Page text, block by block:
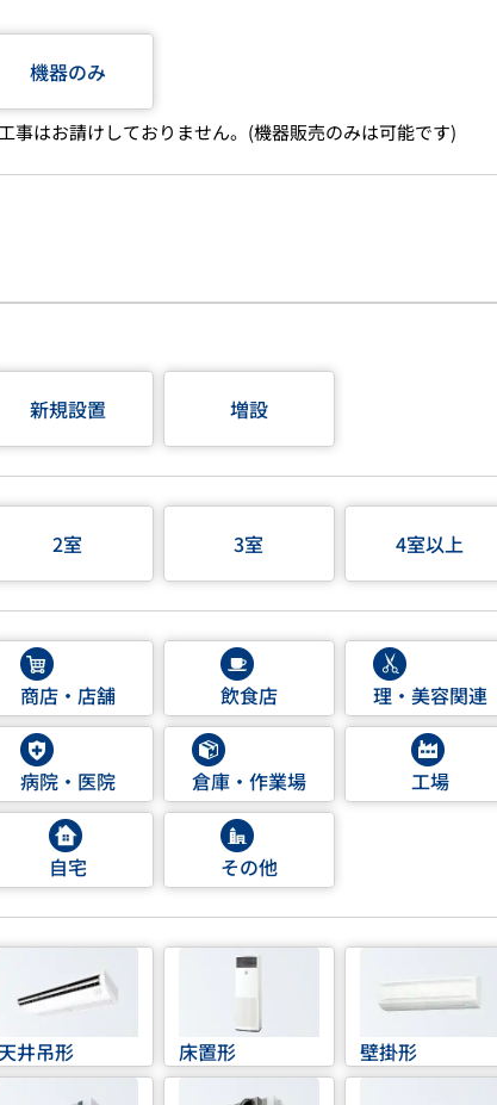
機器のみ
事はお請けしておりません。(機器販売のみは可能です)
新規設置 増設
2室 3室 4室以上
商店・店舗 飲食店 理・美容関連
病院・医院 倉庫・作業場 工場
自宅 その他
天井吊形 床置形 壁掛形